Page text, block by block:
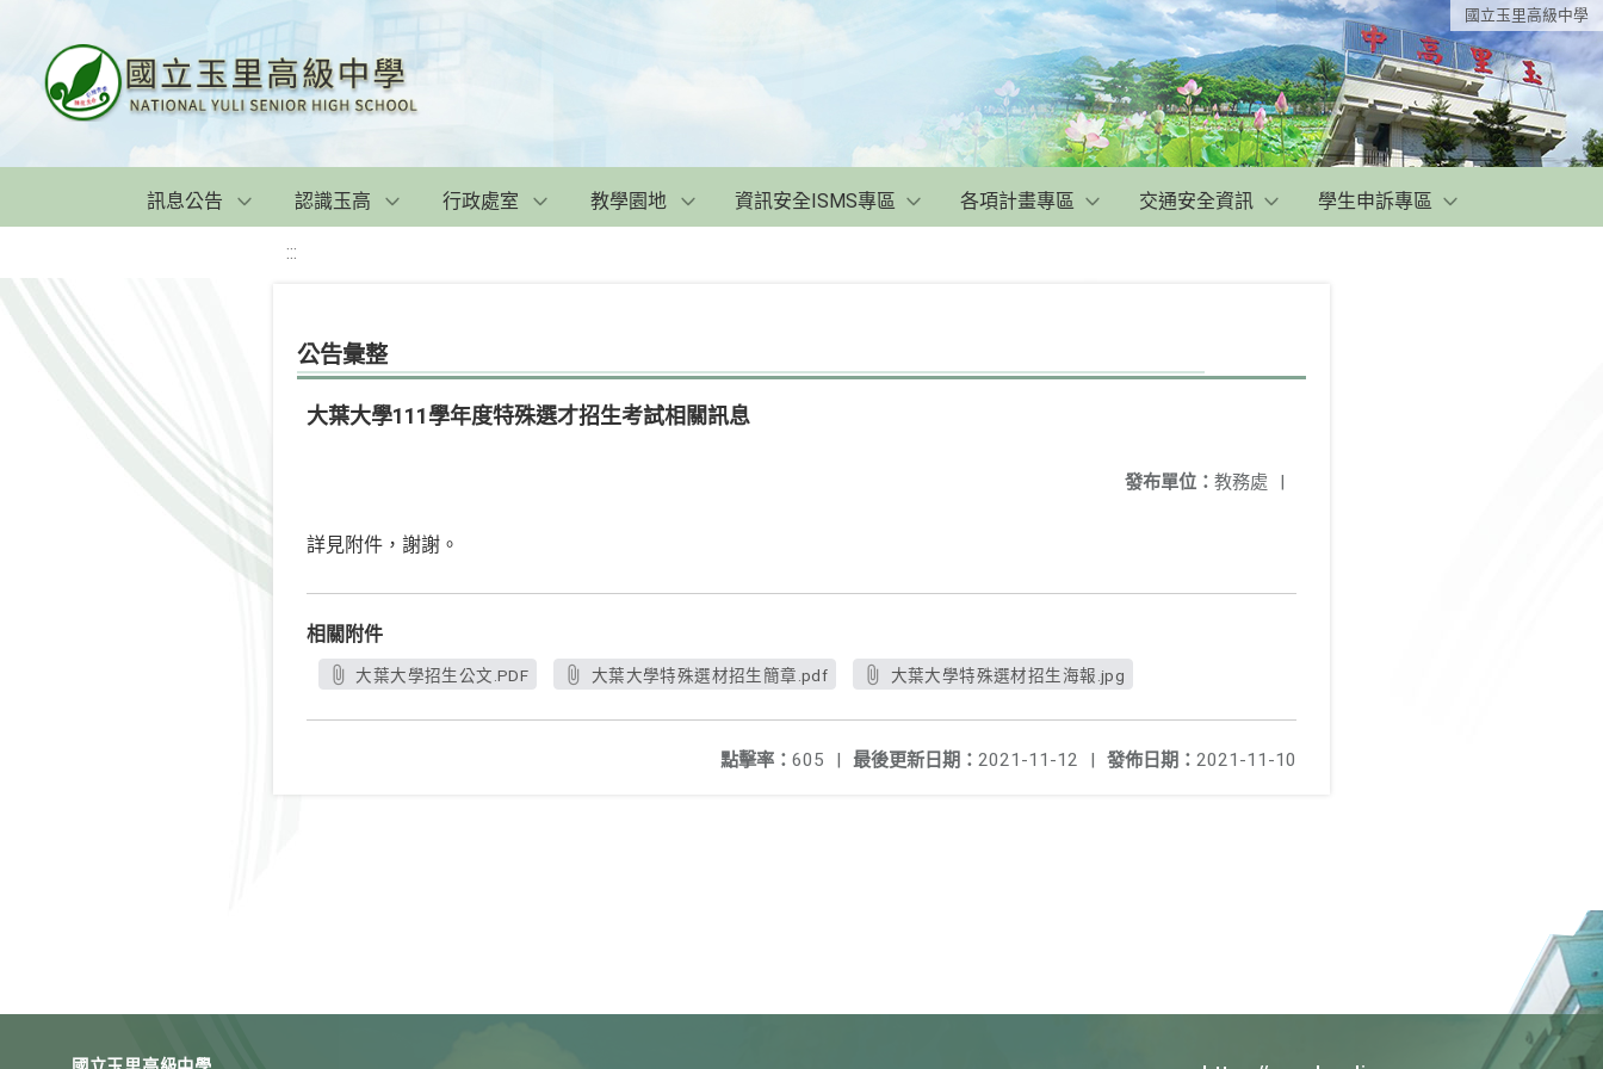
國立玉里高級中學
訊息公告 認識玉高 行政處室 教學園地 資訊安全ISMS專區 各項計畫專區 交通安全資訊 學生申訴專區
:::
公告彙整
大葉大學111學年度特殊選才招生考試相關訊息
發布單位： 教務處 |
詳見附件，謝謝。
相關附件
大葉大學招生公文.PDF 大葉大學特殊選材招生簡章.pdf 大葉大學特殊選材招生海報.jpg
發佈日期： 2021-11-10
最後更新日期： 2021-11-12 |
點擊率： 605 |